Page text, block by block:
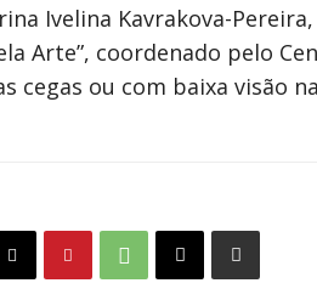
Ivelina Kavrakova-
Arte”, coordenado pelo
cegas ou com baixa visão